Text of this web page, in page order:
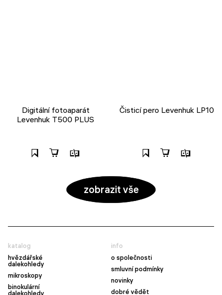
Digitální fotoaparát
Levenhuk T500 PLUS
Čisticí pero Levenhuk LP10
zobrazit vše
katalog
hvězdářské
dalekohledy
mikroskopy
binokulární
dalekohledy
info
o společnosti
smluvní podmínky
novinky
dobré vědět